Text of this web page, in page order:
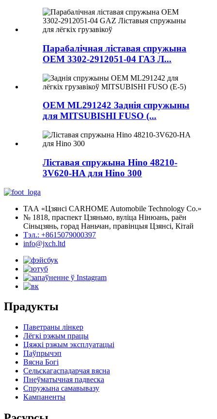
Парабалічная ліставая спружына
OEM 3302-2912051-04 ГАЗ Л...
OEM ML291242 Заднія спружыны
для MITSUBISHI FUSO (...
Ліставая спружына Hino 48210-
3V620-HA для Hino 300
ТАА «Цзянсі CARHOME Automobile Technology Co.»
№ 1818, праспект Цзяньмо, вуліца Нінюань, раён
Сіньцзянь, горад Наньчан, правінцыя Цзянсі, Кітай
Тэл.: +8615079000397
info@jxch.ltd
Прадукты
Паветраны лінкер
Лёгкі рэжым працы
Цяжкі рэжым эксплуатацыі
Паўпрычэп
Вясна Богі
Сельскагаспадарчая вясна
Пнеўматычная падвеска
Спружына самавывазу
Кампаненты